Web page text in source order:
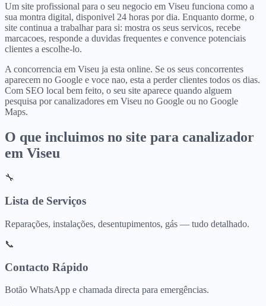
Um site profissional para o seu negocio em Viseu funciona como a
sua montra digital, disponivel 24 horas por dia. Enquanto dorme, o
site continua a trabalhar para si: mostra os seus servicos, recebe
marcacoes, responde a duvidas frequentes e convence potenciais
clientes a escolhe-lo.
A concorrencia em Viseu ja esta online. Se os seus concorrentes
aparecem no Google e voce nao, esta a perder clientes todos os dias.
Com SEO local bem feito, o seu site aparece quando alguem
pesquisa por canalizadores em Viseu no Google ou no Google
Maps.
O que incluimos no site para canalizador
em Viseu
🔧
Lista de Serviços
Reparações, instalações, desentupimentos, gás — tudo detalhado.
📞
Contacto Rápido
Botão WhatsApp e chamada directa para emergências.